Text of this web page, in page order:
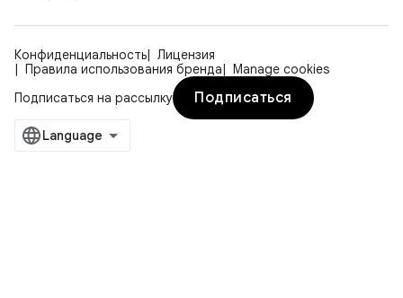
Конфиденциальность
Лицензия
Правила использования бренда
Manage cookies
Подписаться на рассылку
Подписаться